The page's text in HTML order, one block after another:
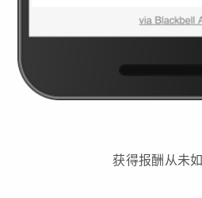
获得报酬从未